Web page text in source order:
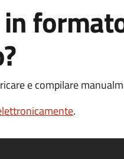
e compilare
.